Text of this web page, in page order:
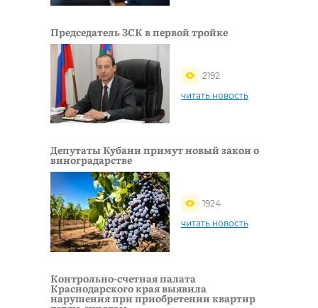
Председатель ЗСК в первой тройке
2192
читать новость
Депутаты Кубани примут новый закон о
виноградарстве
1924
читать новость
Контрольно-счетная палата
Краснодарского края выявила
нарушения при приобретении квартир